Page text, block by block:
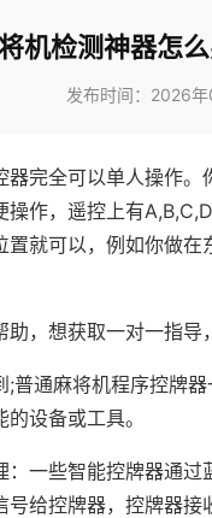
机检测神器怎
发布时间：2026
器完全可以单人操作
作，遥控上有
置就可以，例如你做
，想获取一对一指导
;普通麻将机程序控牌
设备或工具。
：一些智能控牌器通
给控牌器，控牌器